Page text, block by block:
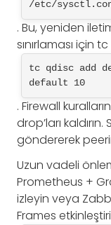
/etc/
. Bu, yeniden
sınırlaması için
tc qdisc add
default 10
. Firewall
drop’ları
göndererek
Uzun vadeli
Prometheus +
izleyin veya
Frames